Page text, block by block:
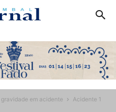
em acidente Acidente 1